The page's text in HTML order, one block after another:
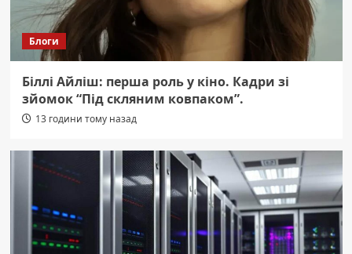
Блоги
Біллі Айліш: перша роль у кіно. Кадри зі
зйомок “Під скляним ковпаком”.
13 години тому назад